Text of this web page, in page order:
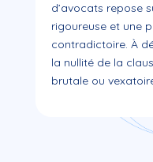
d’avocats repose
rigoureuse et une
contradictoire. À
la nullité de la
brutale ou